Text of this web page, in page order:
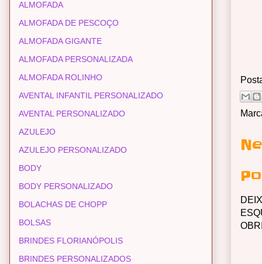
ALMOFADA
ALMOFADA DE PESCOÇO
ALMOFADA GIGANTE
ALMOFADA PERSONALIZADA
ALMOFADA ROLINHO
AVENTAL INFANTIL PERSONALIZADO
AVENTAL PERSONALIZADO
AZULEJO
AZULEJO PERSONALIZADO
BODY
BODY PERSONALIZADO
BOLACHAS DE CHOPP
BOLSAS
BRINDES FLORIANÓPOLIS
BRINDES PERSONALIZADOS